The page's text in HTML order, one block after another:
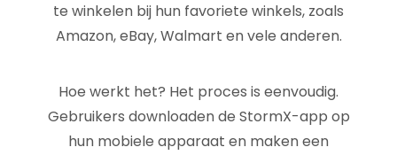
te winkelen bij hun favoriete winkels, zoals
Amazon, eBay, Walmart en vele anderen.
Hoe werkt het? Het proces is eenvoudig.
Gebruikers downloaden de StormX-app op
hun mobiele apparaat en maken een